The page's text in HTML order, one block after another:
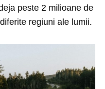
peste 2 milioane de
regiuni ale lumii.